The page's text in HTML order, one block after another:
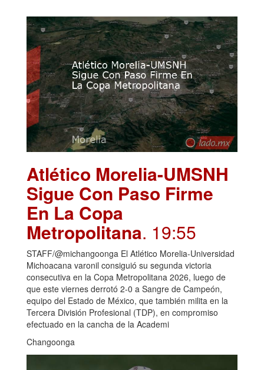
Atlético Morelia-UMSNH
Sigue Con Paso Firme
En La Copa
Metropolitana. 19:55
STAFF/@michangoonga El Atlético Morelia-Universidad
Michoacana varonil consiguió su segunda victoria
consecutiva en la Copa Metropolitana 2026, luego de
que este viernes derrotó 2-0 a Sangre de Campeón,
equipo del Estado de México, que también milita en la
Tercera División Profesional (TDP), en compromiso
efectuado en la cancha de la Academi
Changoonga